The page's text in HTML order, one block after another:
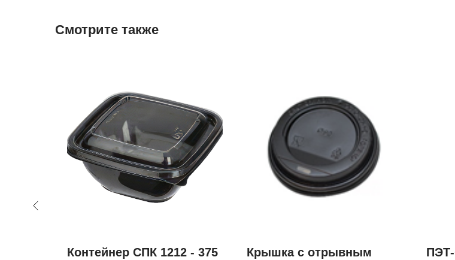
Смотрите также
Контейнер СПК 1212 - 375
Крышка с отрывным